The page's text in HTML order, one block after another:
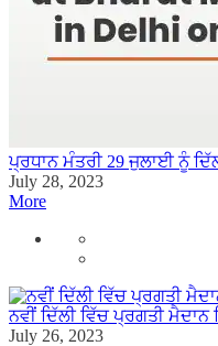
ਪ੍ਰਧਾਨ ਮੰਤਰੀ 29 ਜੁਲਾਈ ਨੂੰ
July 28, 2023
More
ਨਵੀਂ ਦਿੱਲੀ ਵਿੱਚ ਪ੍ਰਗਤੀ
July 26, 2023